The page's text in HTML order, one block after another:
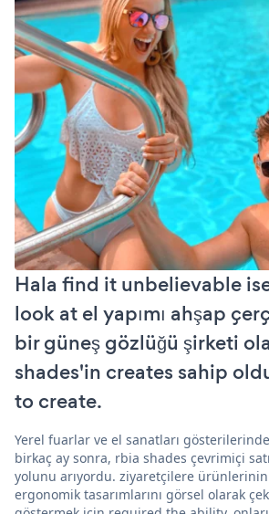
Hala find it unbelievable
look at el yapımı ahşap
bir güneş gözlüğü şirketi
shades'in creates sahip
to create.
Yerel fuarlar ve el sanatları
birkaç ay sonra, rbia shades çevrimiçi
yolunu arıyordu. ziyaretçilere
ergonomik tasarımlarını görsel olarak